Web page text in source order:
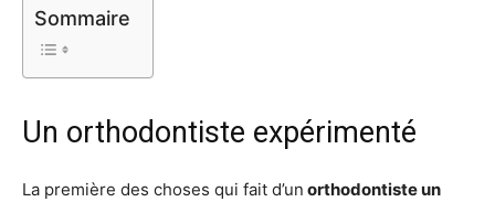
Sommaire
Un orthodontiste expérimenté
La première des choses qui fait d’un orthodontiste un